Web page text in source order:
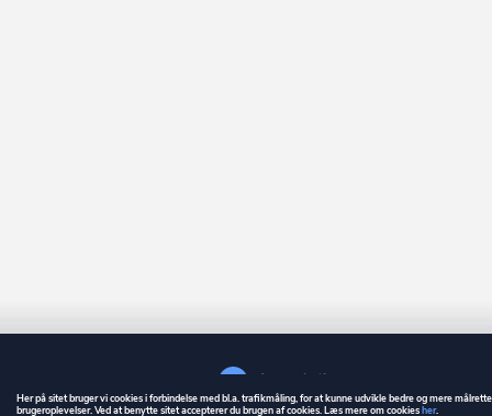
Her på sitet bruger vi cookies i forbindelse med bl.a. trafikmåling, for at kunne udvikle bedre og mere
brugeroplevelser. Ved at benytte sitet accepterer du brugen af cookies. Læs mere om cookiesher.